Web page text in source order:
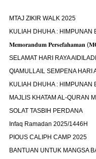
MTAJ ZIKIR WALK 2025
KULIAH DHUHA : HIMPUNAN
𝐌𝐞𝐦𝐨𝐫𝐚𝐧𝐝𝐮𝐦 𝐏𝐞𝐫𝐬𝐞𝐟𝐚𝐡𝐚𝐦𝐚𝐧
SELAMAT HARI RAYA
QIAMULLAIL SEMPENA HARI
KULIAH DHUHA : HIMPUNAN
MAJLIS KHATAM AL-QURAN
SOLAT TASBIH PERDANA
Infaq Ramadan 2025/1446H
PIOUS CALIPH CAMP 2025
BANTUAN UNTUK MANGSA